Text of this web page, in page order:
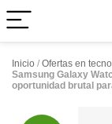
Inicio / Ofertas en
Samsung Galaxy
oportunidad brutal